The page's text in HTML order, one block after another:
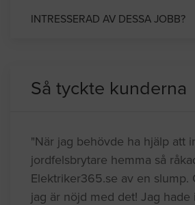
INTRESSERAD AV DESSA JOBB?
Så tyckte kunderna
"När jag behövde ha hjälp att
jordfelsbrytare hemma så
Elektriker365.se av en slump.
jag är nöjd med det! Jag